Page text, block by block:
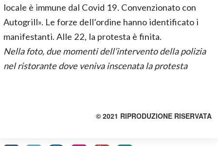
locale è immune dal Covid 19. Convenzionato con
Autogrill». Le forze dell’ordine hanno identificato i
manifestanti. Alle 22, la protesta è finita.
Nella foto, due momenti dell’intervento della polizia
nel ristorante dove veniva inscenata la protesta
© 2021 RIPRODUZIONE RISERVATA